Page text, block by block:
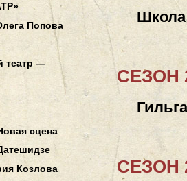
СЕЗОН
СЕЗОН
Попова
театр —
сцена
Козлова